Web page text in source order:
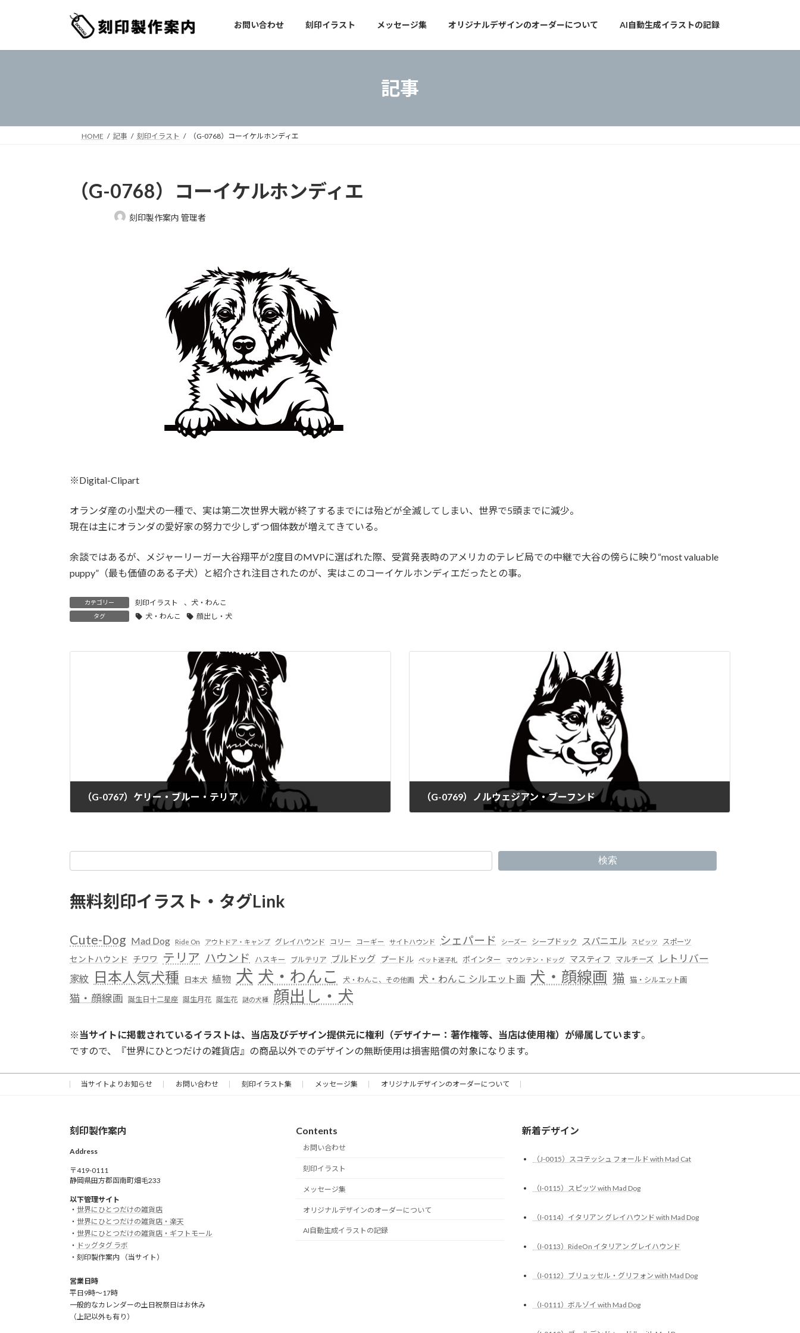
ン
ー
お問い合わせ 刻印イラスト メッセージ集 オリジナルデザインのオーダーについて AI自動生成イラストの記録
記事
HOME 記事 刻印イラスト （G-0768）コーイケルホンディエ
（G-0768）コーイケルホンディエ
最
刻印製作案内 管理者
※Digital-Clipart
オランダ産の小型犬の一種で、実は第二次世界大戦が終了するまでには殆どが全滅してしまい、世界で5頭までに減少。
現在は主にオランダの愛好家の努力で少しずつ個体数が増えてきている。
余談ではあるが、メジャーリーガー大谷翔平が2度目のMVPに選ばれた際、受賞発表時のアメリカのテレビ局での中継で大谷の傍らに映り“most valuable
puppy”（最も価値のある子犬）と紹介され注目されたのが、実はこのコーイケルホンディエだったとの事。
カテゴリー 刻印イラスト 、 犬・わんこ
タグ 犬・わんこ 顔出し・犬
（G-0767）ケリー・ブルー・テリア （G-0769）ノルウェジアン・ブーフンド
検索
無料刻印イラスト・タグLink
Cute-Dog Mad Dog Ride On アウトドア・キャンプ グレイハウンド コリー コーギー サイトハウンド シェパード シーズー シープドック スパニエル スピッツ スポーツ
セントハウンド チワワ テリア ハウンド ハスキー ブルテリア ブルドッグ プードル ペット迷子札 ポインター マウンテン・ドッグ マスティフ マルチーズ レトリバー
家紋 日本人気犬種 日本犬 植物 犬 犬・わんこ 犬・わんこ、その他画 犬・わんこ シルエット画 犬・顔線画 猫 猫・シルエット画
猫・顔線画 誕生日十二星座 誕生月花 誕生花 謎の犬種 顔出し・犬
※ 当サイトに掲載されているイラストは、当店及びデザイン提供元に権利（デザイナー：著作権等、当店は使用権）が帰属しています。
ですので、『世界にひとつだけの雑貨店』の商品以外でのデザインの無断使用は損害賠償の対象になります。
当サイトよりお知らせ お問い合わせ 刻印イラスト集 メッセージ集 オリジナルデザインのオーダーについて
刻印製作案内
Address
〒419-0111
静岡県田方郡函南町畑毛233
以下管理サイト
・ 世界にひとつだけの雑貨店
・ 世界にひとつだけの雑貨店・楽天
・ 世界にひとつだけの雑貨店・ギフトモール
・ ドッグタグ ラボ
・刻印製作案内 （当サイト）
営業日時
平日9時～17時
一般的なカレンダーの土日祝祭日はお休み
（上記以外も有り）
Contents
お問い合わせ
刻印イラスト
メッセージ集
オリジナルデザインのオーダーについて
AI自動生成イラストの記録
新着デザイン
（J-0015）スコテッシュ フォールド with Mad Cat
（I-0115）スピッツ with Mad Dog
（I-0114）イタリアン グレイハウンド with Mad Dog
（I-0113）RideOn イタリアン グレイハウンド
（I-0112）ブリュッセル・グリフォン with Mad Dog
（I-0111）ボルゾイ with Mad Dog